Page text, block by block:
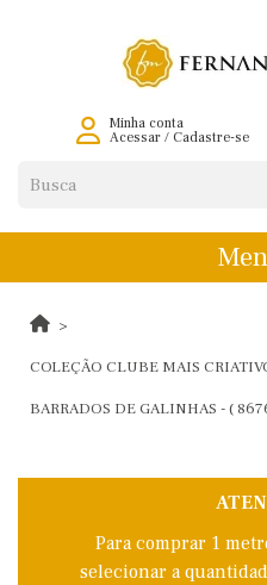
Minha conta
Acessar/ Cadastre-se
COLEÇÃO CLUBE MAIS
BARRADOS DE GALINHAS - (
Para comprar 1
selecionar a